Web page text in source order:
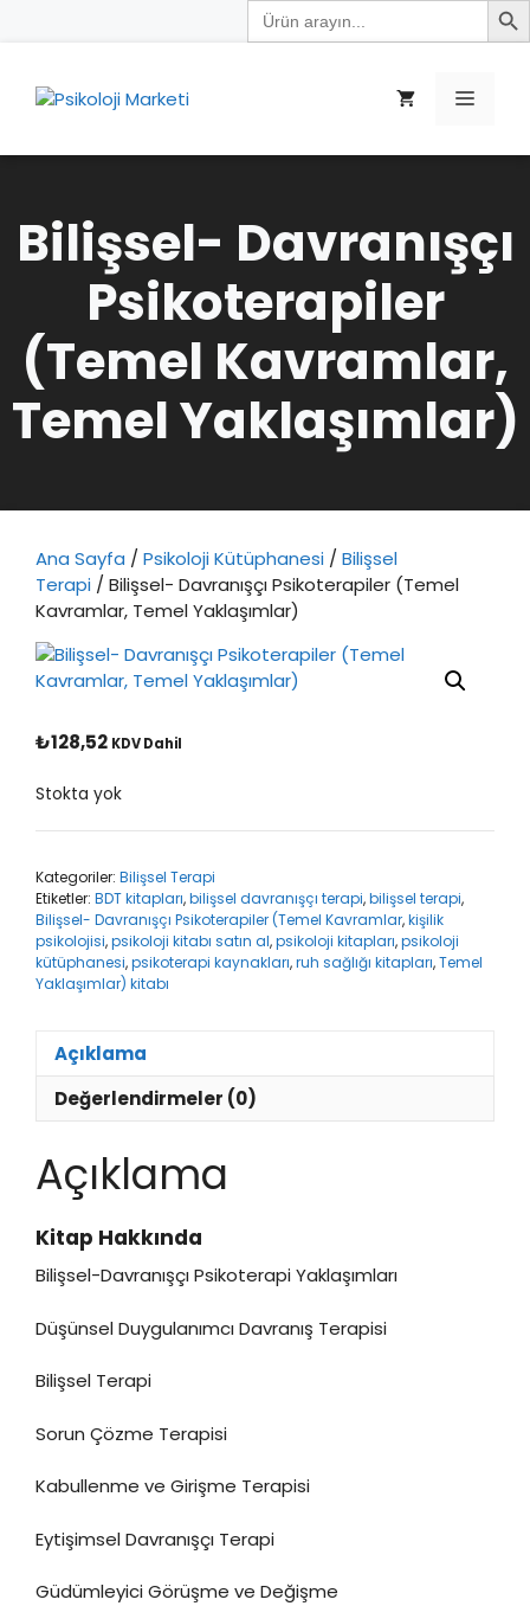
Search
for:
Menü
Bilişsel- Davranışçı
Psikoterapiler
(Temel Kavramlar,
Temel Yaklaşımlar)
Ana Sayfa / Psikoloji Kütüphanesi / Bilişsel
Terapi / Bilişsel- Davranışçı Psikoterapiler (Temel
Kavramlar, Temel Yaklaşımlar)
₺128,52 KDV Dahil
Stokta yok
Kategoriler: Bilişsel Terapi
Etiketler: BDT kitapları,bilişsel davranışçı terapi,bilişsel terapi,
Bilişsel- Davranışçı Psikoterapiler (Temel Kavramlar,kişilik
psikolojisi,psikoloji kitabı satın al,psikoloji kitapları,psikoloji
kütüphanesi,psikoterapi kaynakları,ruh sağlığı kitapları,Temel
Yaklaşımlar) kitabı
Açıklama
Değerlendirmeler (0)
Açıklama
Kitap Hakkında
Bilişsel-Davranışçı Psikoterapi Yaklaşımları
Düşünsel Duygulanımcı Davranış Terapisi
Bilişsel Terapi
Sorun Çözme Terapisi
Kabullenme ve Girişme Terapisi
Eytişimsel Davranışçı Terapi
Güdümleyici Görüşme ve Değişme